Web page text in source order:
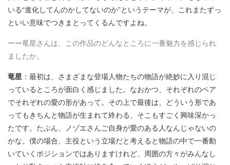
いる“進化してんのかしてないのか”というテーマが、これまたずっ
といい意味でつきまとってくるんですよね。
ーー竜星さんは、この作品のどんなところに一番魅力を感じられ
ましたか。
竜星 ：最初は、さまざまな登場人物たちの物語が絶妙に入り混じ
っているところが面白く感じました。なおかつ、それぞれのペア
でそれぞれの愛の形があって。その上で最後は、どういう形であ
ってもきちんと物語が生まれて終わる、そこもすごく興味深かっ
たです。たぶん、ノゾエさんご自身が愛のある人なんじゃないの
かな。僕の場合、主役という立場だと考えると物語の中で一番動
いていくポジションではありますけれど、周囲の方々がみんなし